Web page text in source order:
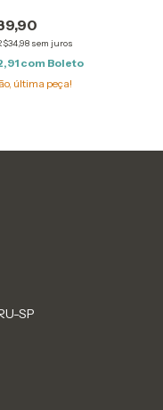
sem juros
com Boleto
última peça!
SP